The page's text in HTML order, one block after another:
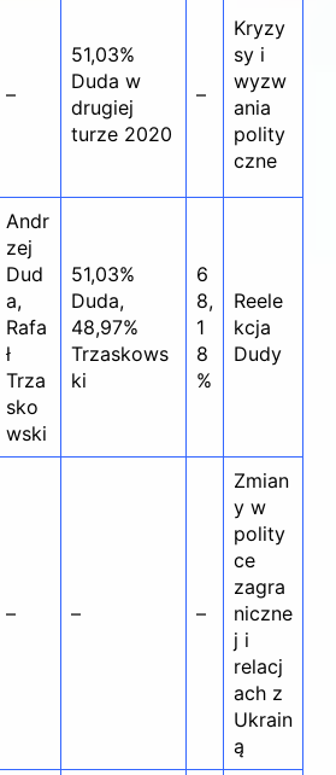
–
51,03%
Duda w
drugiej
turze 2020
–
Kryzy
sy i
wyzw
ania
polity
czne
Andr
zej
Dud
a,
Rafa
ł
Trza
sko
wski
51,03%
Duda,
48,97%
Trzaskows
ki
6
8,
1
8
%
Reele
kcja
Dudy
– – –
Zmian
y w
polity
ce
zagra
niczne
j i
relacj
ach z
Ukrain
ą